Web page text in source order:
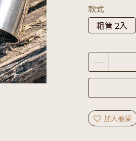
款式
粗管 2入
加入最愛